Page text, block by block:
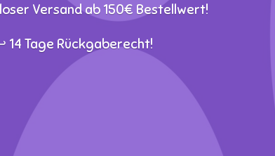
Versand ab 150€ Bestellwert!
14 Tage Rückgaberecht!